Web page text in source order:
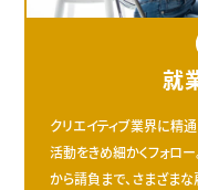
就
クリエイティブ業界に精
活動をきめ細かくフォロ
から請負まで、さまざま